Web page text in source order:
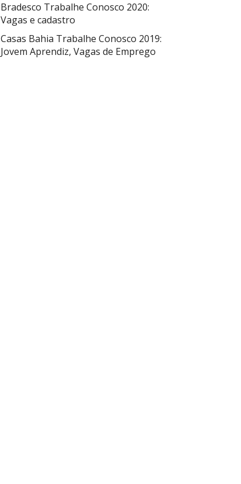
Bradesco Trabalhe Conosco 2020:
Vagas e cadastro
Casas Bahia Trabalhe Conosco 2019:
Jovem Aprendiz, Vagas de Emprego